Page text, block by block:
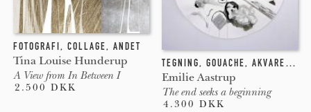
FOTOGRAFI, COLLAGE, ANDET
Tina Louise Hunderup
A View from In Between I
2.500 DKK
TEGNING, GOUACHE, AKVAREL,
Emilie Aastrup
The end seeks a beginning
4.300 DKK